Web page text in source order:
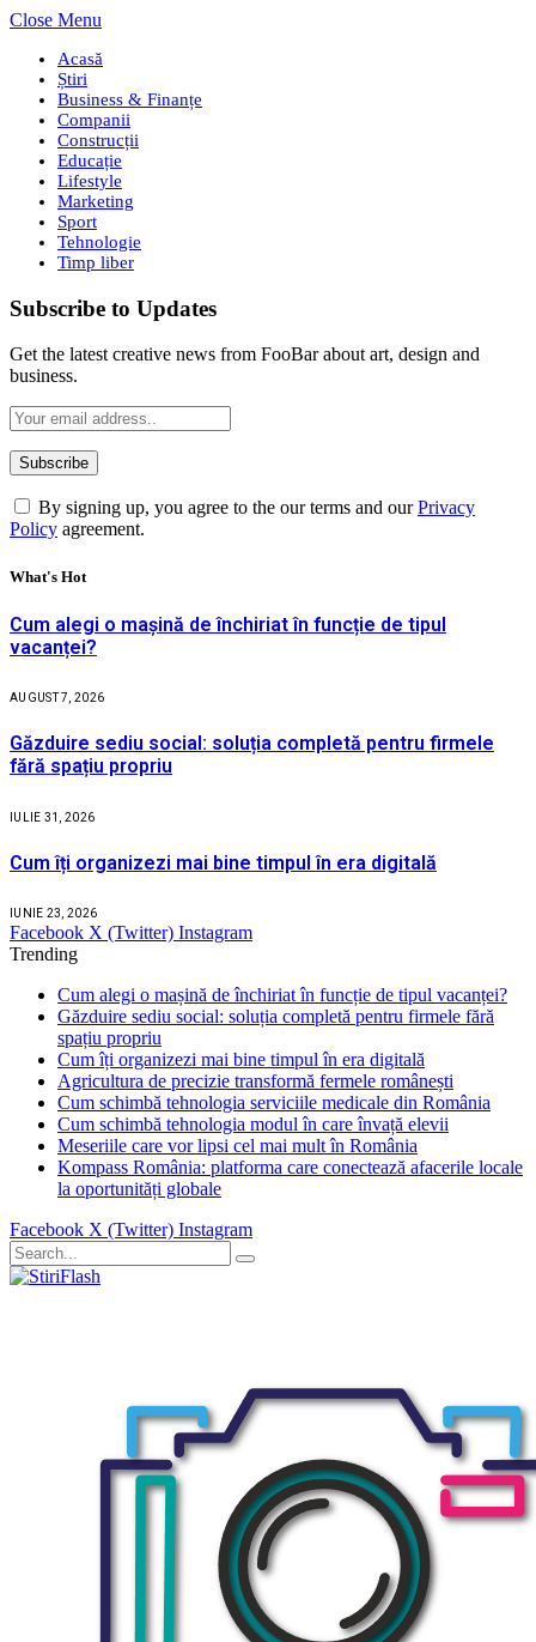
Close Menu
Acasă
Știri
Business & Finanțe
Companii
Construcții
Educație
Lifestyle
Marketing
Sport
Tehnologie
Timp liber
Subscribe to Updates
Get the latest creative news from FooBar about art, design and
business.
By signing up, you agree to the our terms and ourPrivacy
Policy agreement.
What's Hot
Cum alegi o mașină de închiriat în funcție de tipul
vacanței?
AUGUST 7, 2026
Găzduire sediu social: soluția completă pentru firmele
fără spațiu propriu
IULIE 31, 2026
Cum îți organizezi mai bine timpul în era digitală
IUNIE 23, 2026
Facebook X (Twitter) Instagram
Trending
Cum alegi o mașină de închiriat în funcție de tipul vacanței?
Găzduire sediu social: soluția completă pentru firmele fără
spațiu propriu
Cum îți organizezi mai bine timpul în era digitală
Agricultura de precizie transformă fermele românești
Cum schimbă tehnologia serviciile medicale din România
Cum schimbă tehnologia modul în care învață elevii
Meseriile care vor lipsi cel mai mult în România
Kompass România: platforma care conectează afacerile locale
la oportunități globale
Facebook X (Twitter) Instagram